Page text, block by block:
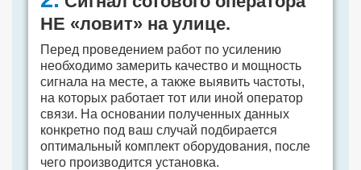
НЕ «ловит» на улице.
Перед проведением работ по усилению
необходимо замерить качество и мощность
сигнала на месте, а также выявить частоты,
на которых работает тот или иной оператор
связи. На основании полученных данных
конкретно под ваш случай подбирается
оптимальный комплект оборудования, после
чего производится установка.